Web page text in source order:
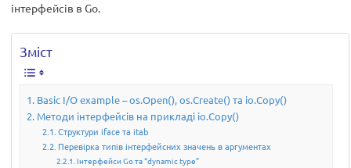
інтерфейсів в Go.
Зміст
Basic I/O example – os.Open(), os.Create() та io.Copy()
Методи інтерфейсів на прикладі io.Copy()
Структури iface та itab
Перевірка типів інтерфейсних значень в аргументах
Інтерфейси Go та “dynamic type”